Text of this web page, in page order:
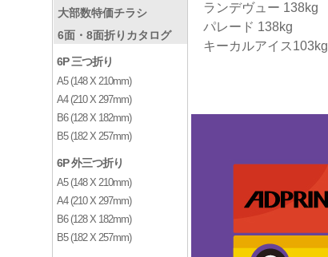
大部数特価チラシ
6面・8面折りカタログ
6P 三つ折り
A5 (148 X 210mm)
A4 (210 X 297mm)
B6 (128 X 182mm)
B5 (182 X 257mm)
6P 外三つ折り
A5 (148 X 210mm)
A4 (210 X 297mm)
B6 (128 X 182mm)
B5 (182 X 257mm)
ランデヴュー 138kg
パレード 138kg
キーカルアイス103kg